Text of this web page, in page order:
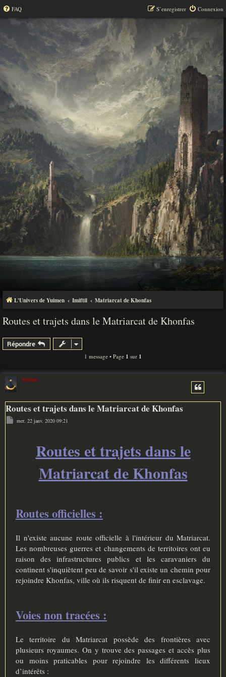
FAQ Connexion
S’enregistrer
L'Univers de Yuimen Imiftil Matriarcat de Khonfas
Routes et trajets dans le Matriarcat de Khonfas
Répondre
1 message • Page 1 sur 1
Yuimen
Routes et trajets dans le Matriarcat de Khonfas
M
e
mer. 22 janv. 2020 09:21
Routes et trajets dans le
Matriarcat de Khonfas
Routes officielles :
Il n'existe aucune route officielle à l'intérieur du Matriarcat.
Les nombreuses guerres et changements de territoires ont eu
raison des infrastructures publics et les caravaniers du
continent s'inquiètent peu de savoir s'il existe un chemin pour
rejoindre Khonfas, ville où ils risquent de finir en esclavage.
Voies non tracées :
Le territoire du Matriarcat possède des frontières avec
plusieurs royaumes. On y trouve des passages et accès plus
ou moins praticables pour rejoindre les différents lieux
d’intérêts :